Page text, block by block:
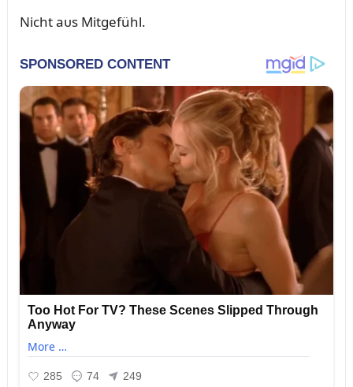
Nicht aᴜs Mitgefühl.